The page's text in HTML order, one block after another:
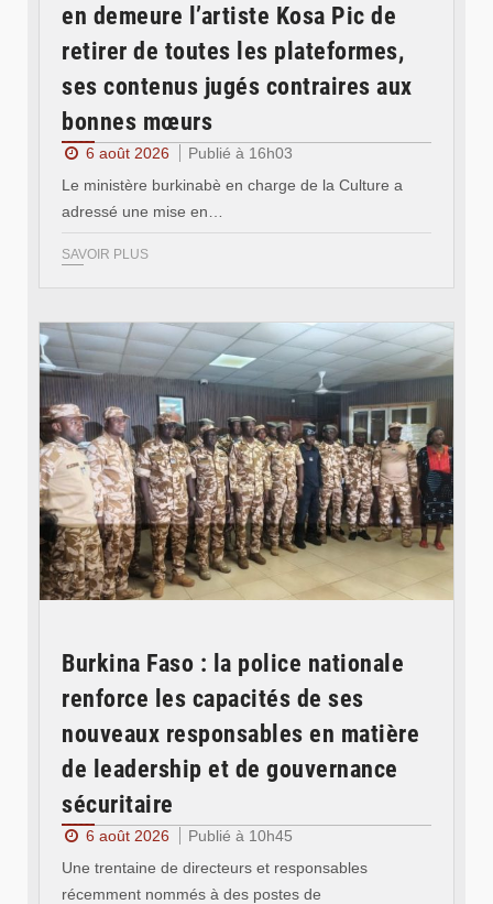
en demeure l’artiste Kosa Pic de
retirer de toutes les plateformes,
ses contenus jugés contraires aux
bonnes mœurs
6 août 2026
Publié à 16h03
Le ministère burkinabè en charge de la Culture a
adressé une mise en…
SAVOIR PLUS
Burkina Faso : la police nationale
renforce les capacités de ses
nouveaux responsables en matière
de leadership et de gouvernance
sécuritaire
6 août 2026
Publié à 10h45
Une trentaine de directeurs et responsables
récemment nommés à des postes de